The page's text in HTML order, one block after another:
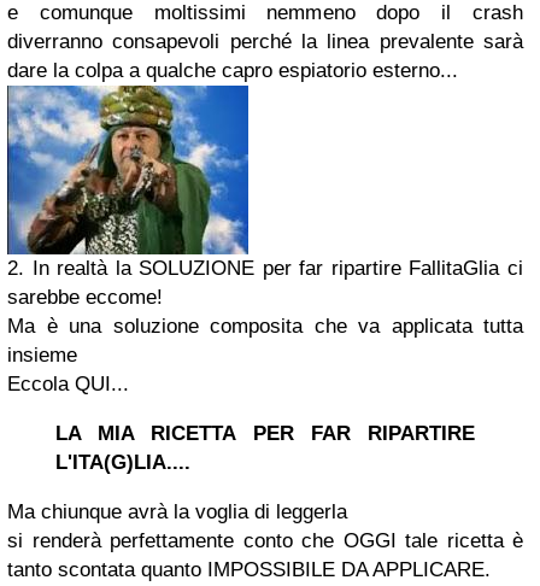
e comunque moltissimi nemmeno dopo il crash
diverranno consapevoli perché la linea prevalente sarà
dare la colpa a qualche capro espiatorio esterno...
2. In realtà la SOLUZIONE per far ripartire FallitaGlia ci
sarebbe eccome!
Ma è una soluzione composita che va applicata tutta
insieme
Eccola QUI...
LA MIA RICETTA PER FAR RIPARTIRE
L'ITA(G)LIA....
Ma chiunque avrà la voglia di leggerla
si renderà perfettamente conto che OGGI tale ricetta è
tanto scontata quanto IMPOSSIBILE DA APPLICARE.